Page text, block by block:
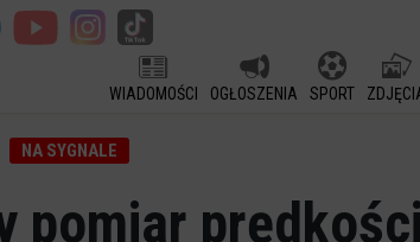
WIADOMOŚCI OGŁOSZENIA SPORT
NA SYGNALE
pomiar